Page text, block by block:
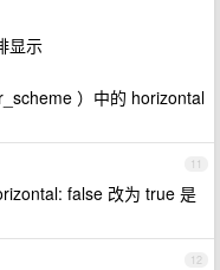
显示
）中的 horizontal
11
false 改为 true 是
12